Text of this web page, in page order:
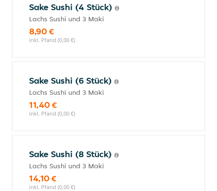
Sake Sushi (4 Stück)
Lachs Sushi und 3 Maki
8,90 €
inkl. Pfand (0,00 €)
Sake Sushi (6 Stück)
Lachs Sushi und 3 Maki
11,40 €
inkl. Pfand (0,00 €)
Sake Sushi (8 Stück)
Lachs Sushi und 3 Maki
14,10 €
inkl. Pfand (0,00 €)